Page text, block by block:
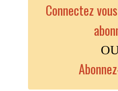
Connectez